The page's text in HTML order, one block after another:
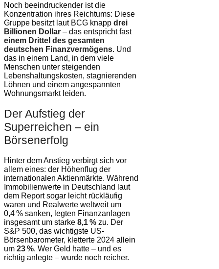
Noch beeindruckender ist die
Konzentration ihres Reichtums: Diese
Gruppe besitzt laut BCG knapp drei
Billionen Dollar – das entspricht fast
einem Drittel des gesamten
deutschen Finanzvermögens. Und
das in einem Land, in dem viele
Menschen unter steigenden
Lebenshaltungskosten, stagnierenden
Löhnen und einem angespannten
Wohnungsmarkt leiden.
Der Aufstieg der
Superreichen – ein
Börsenerfolg
Hinter dem Anstieg verbirgt sich vor
allem eines: der Höhenflug der
internationalen Aktienmärkte. Während
Immobilienwerte in Deutschland laut
dem Report sogar leicht rückläufig
waren und Realwerte weltweit um
0,4 % sanken, legten Finanzanlagen
insgesamt um starke 8,1 % zu. Der
S&P 500, das wichtigste US-
Börsenbarometer, kletterte 2024 allein
um 23 %. Wer Geld hatte – und es
richtig anlegte – wurde noch reicher.